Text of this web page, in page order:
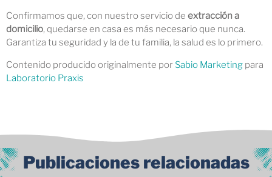
Confirmamos que, con nuestro servicio de extracción a
domicilio, quedarse en casa es más necesario que nunca.
Garantiza tu seguridad y la de tu familia, la salud es lo primero.
Contenido producido originalmente por Sabio Marketing para
Laboratorio Praxis
Publicaciones relacionadas